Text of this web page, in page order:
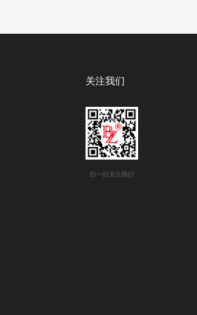
关注我们
扫一扫关注我们